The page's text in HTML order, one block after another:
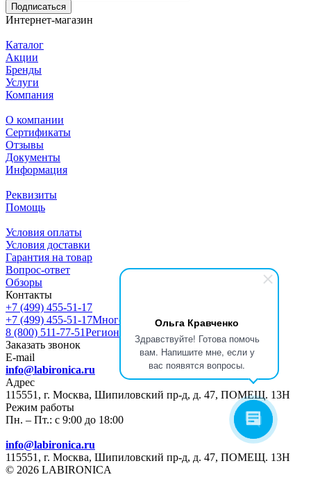
Ольга Кравченко
Здравствуйте! Готова помочь
вам. Напишите мне, если у
вас появятся вопросы.
Подписаться
Интернет-магазин
Каталог
Акции
Бренды
Услуги
Компания
О компании
Сертификаты
Отзывы
Документы
Информация
Реквизиты
Помощь
Условия оплаты
Условия доставки
Гарантия на товар
Вопрос-ответ
Обзоры
Контакты
+7 (499) 455-51-17
+7 (499) 455-51-17Многоканальный
8 (800) 511-77-51Регионы РФ
Заказать звонок
E-mail
info@labironica.ru
Адрес
115551, г. Москва, Шипиловский пр-д, д. 47, ПОМЕЩ. 13Н
Режим работы
Пн. – Пт.: с 9:00 до 18:00
info@labironica.ru
115551, г. Москва, Шипиловский пр-д, д. 47, ПОМЕЩ. 13Н
© 2026 LABIRONICA